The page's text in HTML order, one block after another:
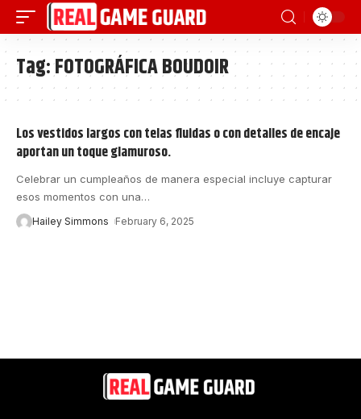
Tag:FOTOGRÁFICA BOUDOIR
Los vestidos largos con telas fluidas o con detalles de encaje
aportan un toque glamuroso.
Celebrar un cumpleaños de manera especial incluye capturar
esos momentos con una…
Hailey Simmons February 6, 2025